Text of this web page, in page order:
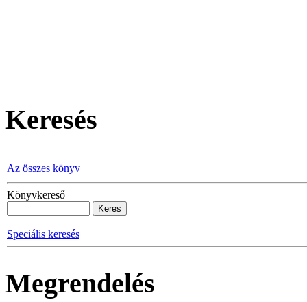
Keresés
Az összes könyv
Könyvkereső
Speciális keresés
Megrendelés